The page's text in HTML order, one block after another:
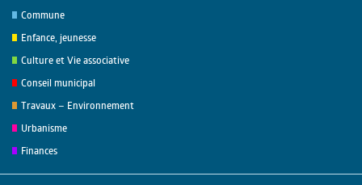
Commune
Enfance, jeunesse
Culture et Vie associative
Conseil municipal
Travaux – Environnement
Urbanisme
Finances